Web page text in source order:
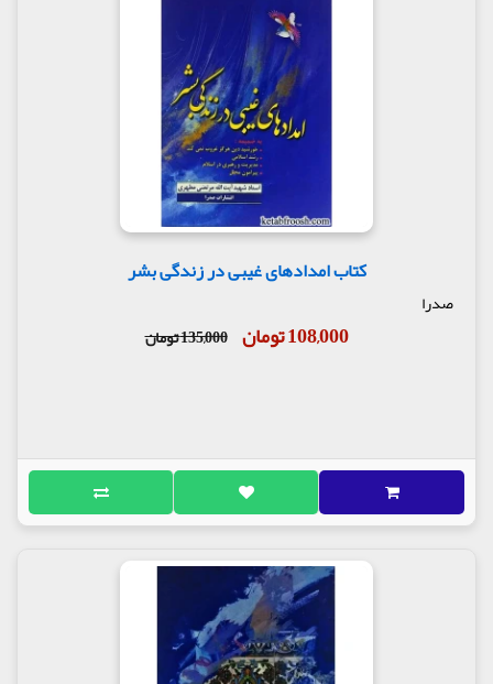
کتاب امدادهای غیبی در زندگی بشر
صدرا
108,000 تومان 135,000 تومان